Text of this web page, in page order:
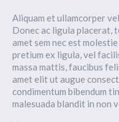
Aliquam et ullamcorper
Donec ac ligula placerat,
amet sem nec est
pretium ex ligula, vel
massa mattis, faucibus
amet elit ut augue
condimentum bibendum
malesuada blandit in non